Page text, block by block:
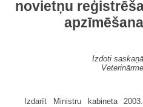
novietņu
Izdoti
Izdarīt Ministru kabineta